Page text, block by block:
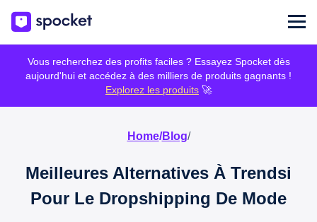
Vous recherchez des profits faciles ? Essayez Spocket dès
aujourd'hui et accédez à des milliers de produits gagnants !
Explorez les produits 🚀
Home/Blog/
Meilleures Alternatives À Trendsi
Pour Le Dropshipping De Mode